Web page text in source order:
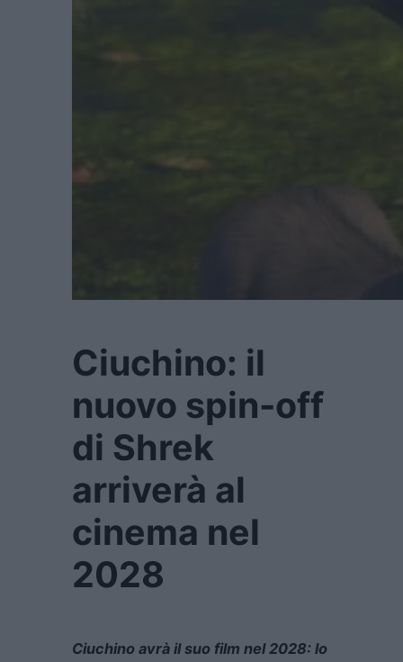
Ciuchino: il
nuovo spin-off
di Shrek
arriverà al
cinema nel
2028
Ciuchino avrà il suo film nel 2028: lo